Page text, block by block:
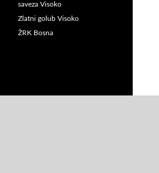
saveza Visoko
Zlatni golub Visoko
ŽRK Bosna